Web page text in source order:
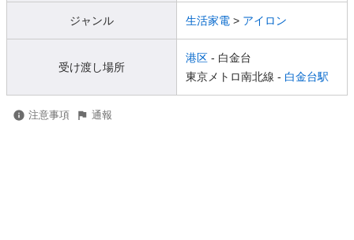
ジャンル 生活家電 > アイロン
受け渡し場所
港区 - 白金台
東京メトロ南北線 - 白金台駅
注意事項 通報